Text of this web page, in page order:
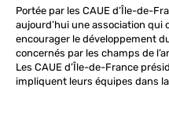
Portée par les CAUE d’Île-de-
aujourd’hui une association
encourager le développement
concernés par les champs de
Les CAUE d’Île-de-France
impliquent leurs équipes dans